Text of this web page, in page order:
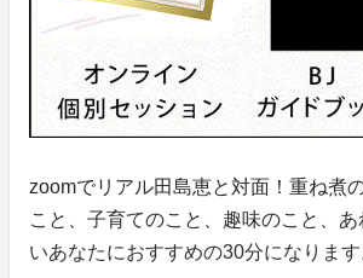
zoomでリアル田島恵と対面！重ね煮
こと、子育てのこと、趣味のこと、
いあなたにおすすめの30分になります